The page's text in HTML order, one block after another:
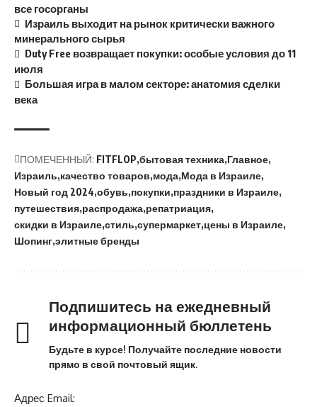
все госорганы
Израиль выходит на рынок критически важного
минерального сырья
Duty Free возвращает покупки: особые условия до 11
июля
Большая игра в малом секторе: анатомия сделки
века
ПОМЕЧЕННЫЙ: FITFLOP бытовая техника Главное
Израиль качество товаров мода Мода в Израиле
Новый год 2024 обувь покупки праздники в Израиле
путешествия распродажа репатриация
скидки в Израиле стиль супермаркет цены в Израиле
Шопинг элитные бренды
Подпишитесь на ежедневный
информационный бюллетень
Будьте в курсе! Получайте последние новости
прямо в свой почтовый ящик.
Адрес Email: